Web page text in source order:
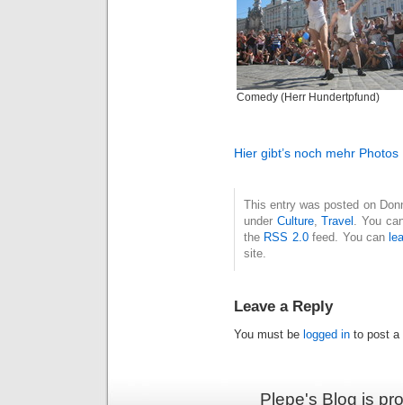
Comedy (Herr Hundertpfund)
Hier gibt’s noch mehr Photos
This entry was posted on
under Culture,Travel . You
the RSS 2.0feed. You can
site.
Leave a Reply
You must be logged in to post a
Plepe's Blog is